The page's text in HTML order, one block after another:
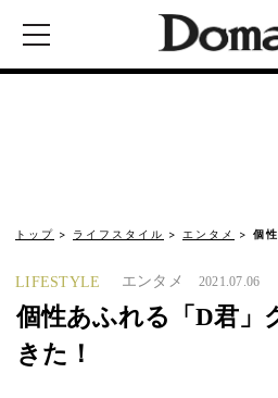
トップ ライフスタイル エンタメ 個
LIFESTYLE エンタメ 2021.07.06
個性あふれる「D君」
きた！